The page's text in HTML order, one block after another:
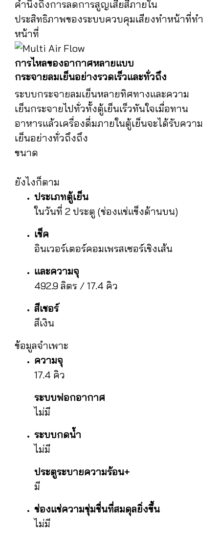
คำนึงถึงการลดการสูญเสียสีภายใน
ประสิทธิภาพของระบบควบคุมเสียงทำหน้าที่ทำ
หน้าที่
การไหลของอากาศหลายแบบ
กระจายลมเย็นอย่างรวดเร็วและทั่วถึง
ระบบกระจายลมเย็นหลายทิศทางและความ
เย็นกระจายไปทั่วทั้งตู้เย็นเร็วทันใจเมื่อทาน
อาหารแล้วเครื่องดื่มภายในตู้เย็นจะได้รับความ
เย็นอย่างทั่วถึงถึง
ขนาด
ยังไงก็ตาม
ประเภทตู้เย็น
ในวันที่ 2 ประตู (ช่องแช่แข็งด้านบน)
เช็ค
อินเวอร์เตอร์คอมเพรสเซอร์เชิงเส้น
และความจุ
492.9 ลิตร / 17.4 คิว
สีเชอร์
สีเงิน
ข้อมูลจำเพาะ
ความจุ
17.4 คิว
ระบบฟอกอากาศ
ไม่มี
ระบบกดน้ำ
ไม่มี
ประตูระบายความร้อน+
มี
ช่องแช่ความชุ่มชื่นที่สมดุลยิ่งขึ้น
ไม่มี